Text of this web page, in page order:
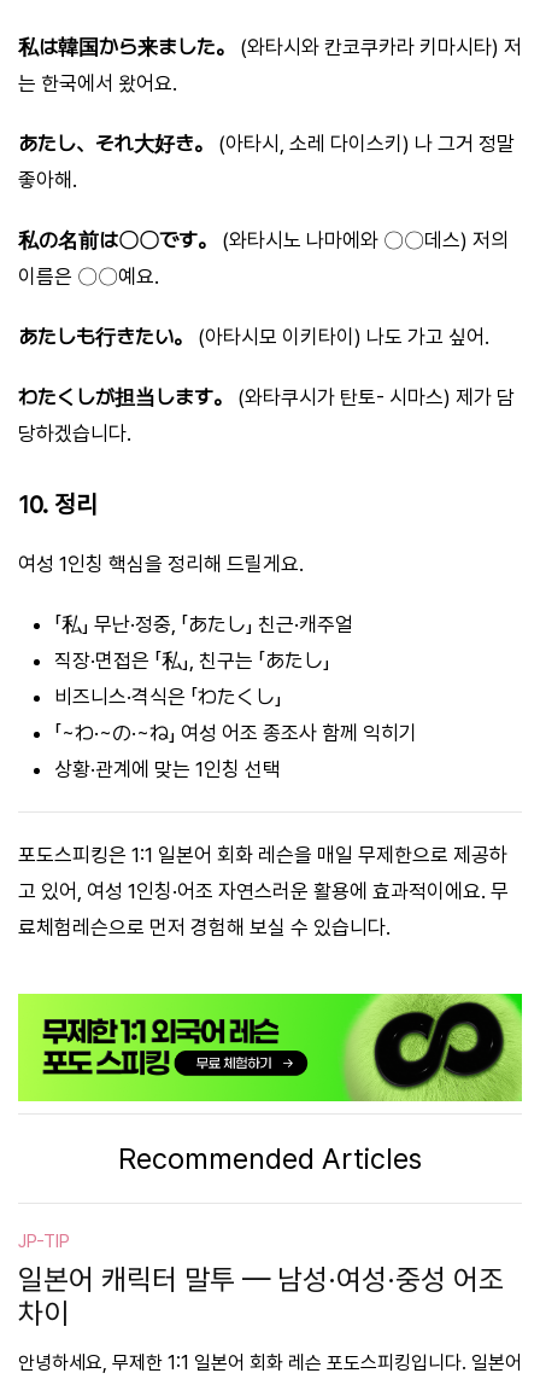
私は韓国から来ました。
(와타시와 칸코쿠카라 키마시타) 저
는 한국에서 왔어요.
あたし、それ大好き。
(아타시, 소레 다이스키) 나 그거 정말
좋아해.
私の名前は〇〇です。
(와타시노 나마에와 〇〇데스) 저의
이름은 〇〇예요.
あたしも行きたい。 (아타시모 이키타이) 나도 가고 싶어.
わたくしが担当します。
(와타쿠시가 탄토- 시마스) 제가 담
당하겠습니다.
10. 정리
여성 1인칭 핵심을 정리해 드릴게요.
「私」 무난·정중, 「あたし」 친근·캐주얼
직장·면접은 「私」, 친구는 「あたし」
비즈니스·격식은 「わたくし」
「~わ·~の·~ね」 여성 어조 종조사 함께 익히기
상황·관계에 맞는 1인칭 선택
포도스피킹은 1:1 일본어 회화 레슨을 매일 무제한으로 제공하
고 있어, 여성 1인칭·어조 자연스러운 활용에 효과적이에요. 무
료체험레슨으로 먼저 경험해 보실 수 있습니다.
Recommended Articles
JP-TIP
일본어 캐릭터 말투 — 남성·여성·중성 어조
차이
안녕하세요, 무제한 1:1 일본어 회화 레슨 포도스피킹입니다. 일본어